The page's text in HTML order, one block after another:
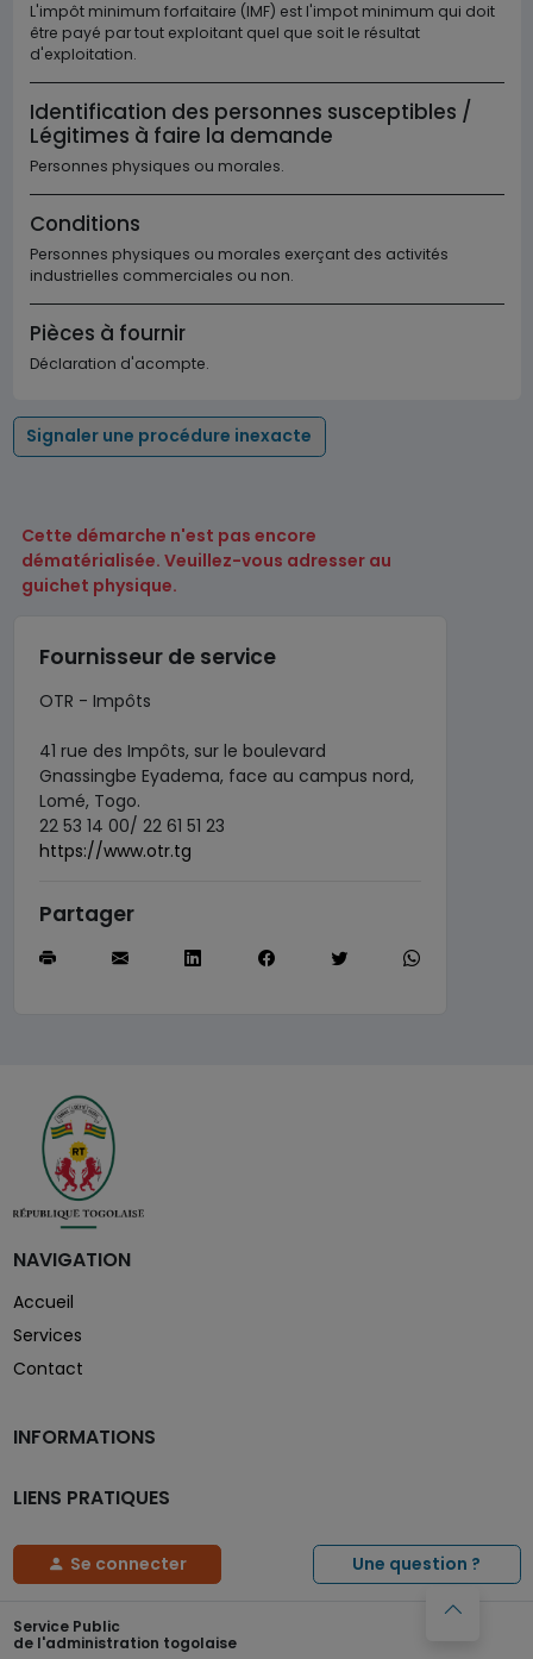
L'impôt minimum forfaitaire (IMF) est l'impot minimum qui doit
être payé par tout exploitant quel que soit le résultat
d'exploitation.
Identification des personnes susceptibles /
Légitimes à faire la demande
Personnes physiques ou morales.
Conditions
Personnes physiques ou morales exerçant des activités
industrielles commerciales ou non.
Pièces à fournir
Déclaration d'acompte.
Signaler une procédure inexacte
Cette démarche n'est pas encore
dématérialisée. Veuillez-vous adresser au
guichet physique.
Fournisseur de service
OTR - Impôts
41 rue des Impôts, sur le boulevard
Gnassingbe Eyadema, face au campus nord,
Lomé, Togo.
22 53 14 00/ 22 61 51 23
https://www.otr.tg
Partager
NAVIGATION
Accueil
Services
Contact
INFORMATIONS
LIENS PRATIQUES
Se connecter Une question ?
Service Public
de l'administration togolaise